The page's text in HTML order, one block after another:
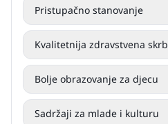
Pristupačno stanovanje
Kvalitetnija zdravstvena skrb
Bolje obrazovanje za djecu
Sadržaji za mlade i kulturu